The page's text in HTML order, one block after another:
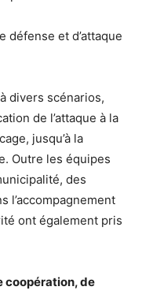
défense et d’attaque
divers scénarios,
de l’attaque à la
jusqu’à la
Outre les équipes
des
l’accompagnement
ont également pris
coopération, de